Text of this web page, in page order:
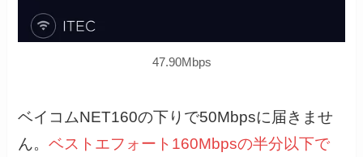
47.90Mbps
ベイコムNET160の下りで50Mbpsに届きませ
ん。ベストエフォート160Mbpsの半分以下で